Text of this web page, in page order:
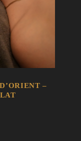
AU PANIER
–